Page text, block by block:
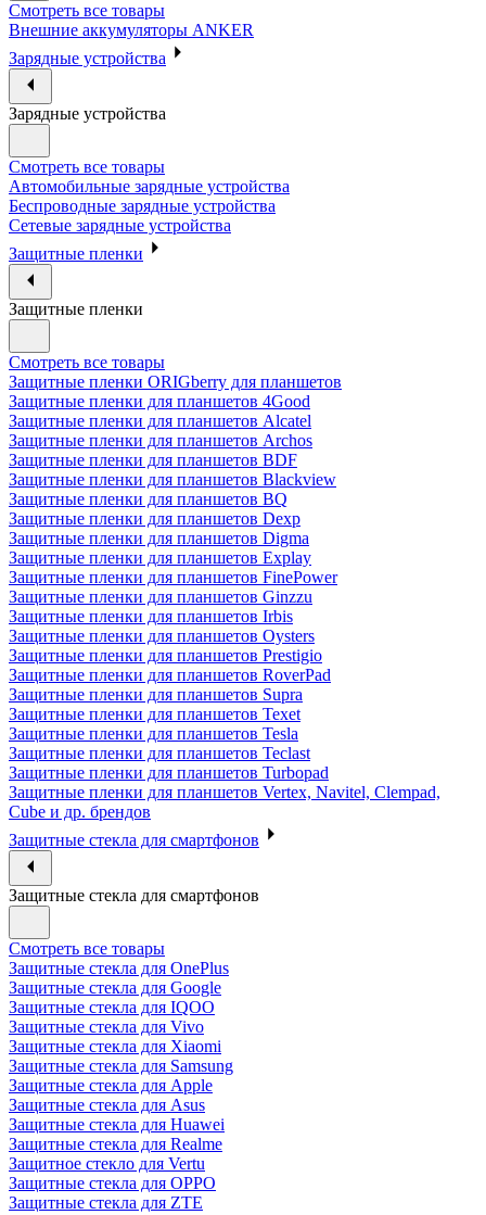
Смотреть все товары
Внешние аккумуляторы ANKER
Зарядные устройства
Зарядные устройства
Смотреть все товары
Автомобильные зарядные устройства
Беспроводные зарядные устройства
Сетевые зарядные устройства
Защитные пленки
Защитные пленки
Смотреть все товары
Защитные пленки ORIGberry для планшетов
Защитные пленки для планшетов 4Good
Защитные пленки для планшетов Alcatel
Защитные пленки для планшетов Archos
Защитные пленки для планшетов BDF
Защитные пленки для планшетов Blackview
Защитные пленки для планшетов BQ
Защитные пленки для планшетов Dexp
Защитные пленки для планшетов Digma
Защитные пленки для планшетов Explay
Защитные пленки для планшетов FinePower
Защитные пленки для планшетов Ginzzu
Защитные пленки для планшетов Irbis
Защитные пленки для планшетов Oysters
Защитные пленки для планшетов Prestigio
Защитные пленки для планшетов RoverPad
Защитные пленки для планшетов Supra
Защитные пленки для планшетов Texet
Защитные пленки для планшетов Tesla
Защитные пленки для планшетов Teclast
Защитные пленки для планшетов Turbopad
Защитные пленки для планшетов Vertex, Navitel, Clempad,
Cube и др. брендов
Защитные стекла для смартфонов
Защитные стекла для смартфонов
Смотреть все товары
Защитные стекла для OnePlus
Защитные стекла для Google
Защитные стекла для IQOO
Защитные стекла для Vivo
Защитные стекла для Xiaomi
Защитные стекла для Samsung
Защитные стекла для Apple
Защитные стекла для Asus
Защитные стекла для Huawei
Защитные стекла для Realme
Защитное стекло для Vertu
Защитные стекла для OPPO
Защитные стекла для ZTE